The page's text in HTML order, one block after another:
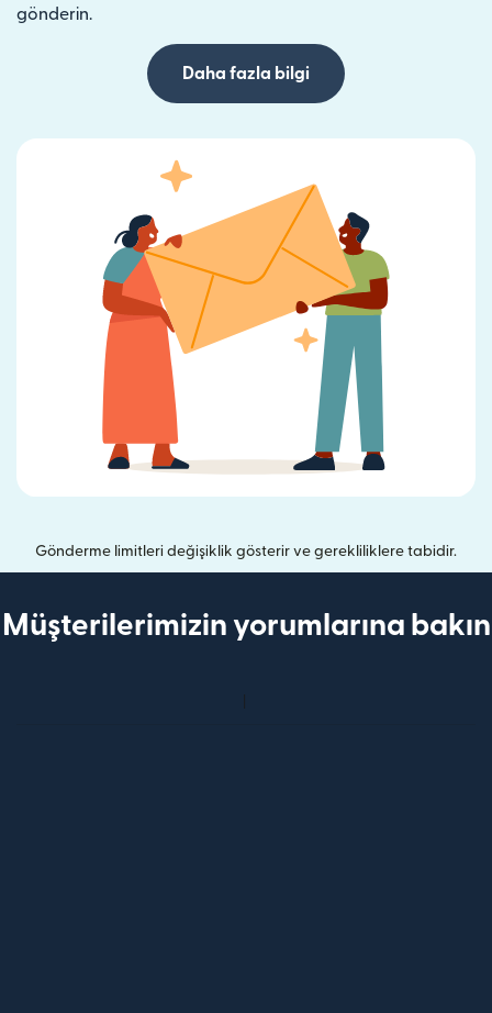
gönderin.
Daha fazla bilgi
Gönderme limitleri değişiklik gösterir ve gerekliliklere tabidir.
Müşterilerimizin yorumlarına bakın